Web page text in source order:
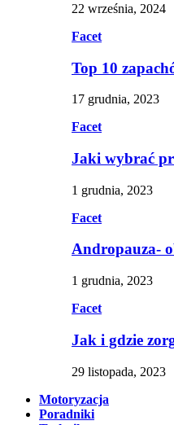
22 września, 2024
Facet
Top 10
17 grudnia, 2023
Facet
Jaki wybrać
1 grudnia, 2023
Facet
Andropauza-
1 grudnia, 2023
Facet
Jak i gdzie
29 listopada, 2023
Motoryzacja
Poradniki